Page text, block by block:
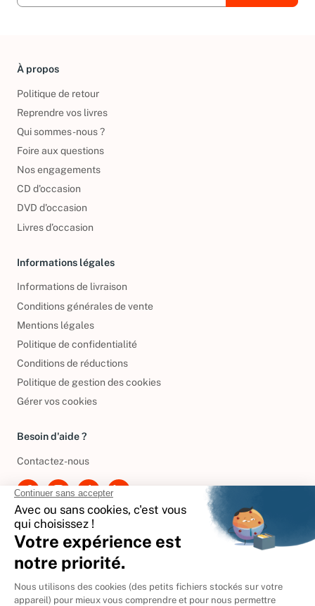
À propos
Politique de retour
Reprendre vos livres
Qui sommes-nous ?
Foire aux questions
Nos engagements
CD d'occasion
DVD d'occasion
Livres d’occasion
Informations légales
Informations de livraison
Conditions générales de vente
Mentions légales
Politique de confidentialité
Conditions de réductions
Politique de gestion des cookies
Gérer vos cookies
Besoin d'aide ?
Contactez-nous
International
🇪🇸Espagne
🇩🇪Allemagne
🇮🇹 Italie